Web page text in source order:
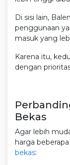
Di sisi lain,
penggunaan
masuk yang
Karena itu,
dengan
Bekas
Agar lebih
harga
bekas: